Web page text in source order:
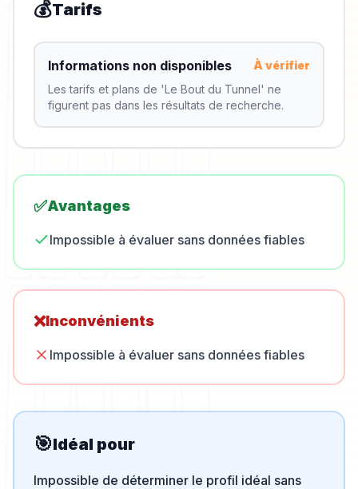
💰Tarifs
Informations non disponibles
À vérifier
Les tarifs et plans de 'Le Bout du Tunnel' ne
figurent pas dans les résultats de recherche.
✅Avantages
Impossible à évaluer sans données fiables
❌Inconvénients
Impossible à évaluer sans données fiables
🎯Idéal pour
Impossible de déterminer le profil idéal sans